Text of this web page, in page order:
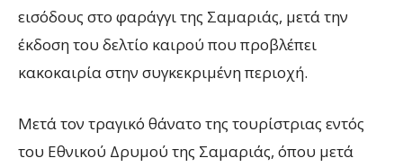
εισόδους στο φαράγγι της Σαμαριάς, μετά την
έκδοση του δελτίο καιρού που προβλέπει
κακοκαιρία στην συγκεκριμένη περιοχή.
Μετά τον τραγικό θάνατο της τουρίστριας εντός
του Εθνικού Δρυμού της Σαμαριάς, όπου μετά